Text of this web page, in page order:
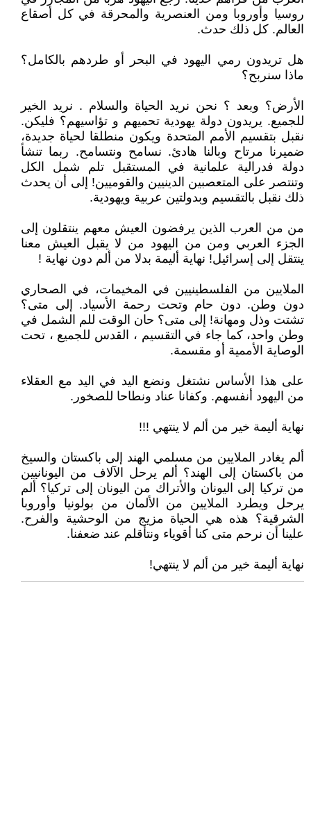
روسيا وأوروبا ومن العنصرية والمحرقة في كل أصقاع
العالم. كل ذلك حدث.
هل تريدون رمي اليهود في البحر أو طردهم بالكامل؟
ماذا سنربح؟
الأرض؟ وبعد ؟ نحن نريد الحياة والسلام . نريد الخير
للجميع. يريدون دولة يهودية تحميهم و تؤاسيهم؟ فليكن.
نقبل بتقسيم الأمم المتحدة ويكون منطلقا لحياة جديدة،
ضميرنا مرتاح وبالنا هادئ. نسامح ونتسامح. ربما تنشأ
دولة فدرالية علمانية في المستقبل تلم شمل الكل
وتنتصر على المتعصبين الدينيين والقوميين! إلى أن يحدث
ذلك نقبل بالتقسيم وبدولتين عربية ويهودية.
من من العرب الذين يرفضون العيش معهم ينتقلون إلى
الجزء العربي ومن من اليهود من لا يقبل العيش معنا
ينتقل إلى إسرائيل! نهاية أليمة بدلا من ألم دون نهاية !
الملايين من الفلسطينيين في المخيمات، في الصحاري
دون وطن. دون حام وتحت رحمة الأسياد. إلى متى؟
تشتت وذل ومهانة! إلى متى؟ حان الوقت للم الشمل في
وطن واحد، كما جاء في التقسيم ، القدس للجميع ، تحت
الوصاية الأممية أو مقسمة.
على هذا الأساس نشتغل ونضع اليد في اليد مع العقلاء
من اليهود أنفسهم. وكفانا عناد ونطاحا للصخور.
نهاية أليمة خير من ألم لا ينتهي !!!
ألم يغادر الملايين من مسلمي الهند إلى باكستان والسيخ
من باكستان إلى الهند؟ ألم يرحل الآلاف من اليونانيين
من تركيا إلى اليونان والأتراك من اليونان إلى تركيا؟ ألم
يرحل ويطرد الملايين من الألمان من بولونيا وأوروبا
الشرقية؟ هذه هي الحياة مزيج من الوحشية والفرح.
علينا أن نرحم متى كنا أقوياء ونتأقلم عند ضعفنا.
نهاية أليمة خير من ألم لا ينتهي!